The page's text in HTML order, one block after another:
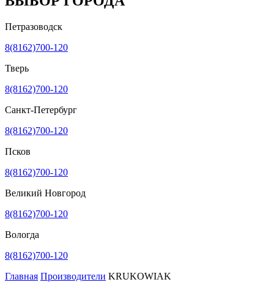
Петразоводск
8(8162)700-120
Тверь
8(8162)700-120
Санкт-Петербург
8(8162)700-120
Псков
8(8162)700-120
Великий Новгород
8(8162)700-120
Вологда
8(8162)700-120
Главная Производители KRUKOWIAK